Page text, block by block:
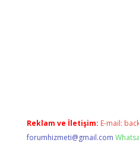
Reklam ve İletişim: E-mail:
forumhizmeti@gmail.com